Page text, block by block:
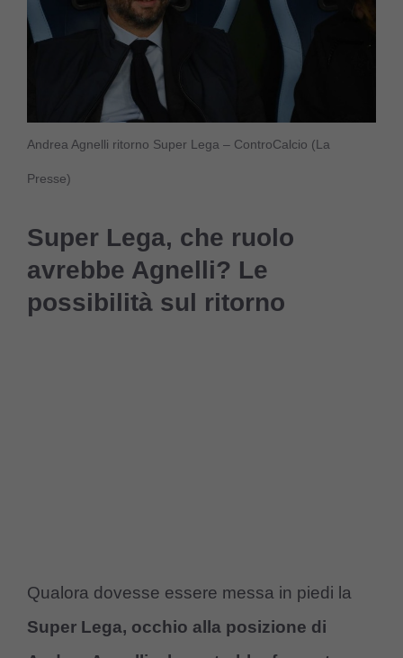
Andrea Agnelli ritorno Super Lega – ControCalcio (La
Presse)
Super Lega, che ruolo
avrebbe Agnelli? Le
possibilità sul ritorno
Qualora dovesse essere messa in piedi la
Super Lega, occhio alla posizione di